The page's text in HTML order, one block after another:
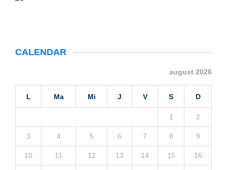
CALENDAR
august 2026
L Ma Mi J V S D
1 2
3 4 5 6 7 8 9
10 11 12 13 14 15 16